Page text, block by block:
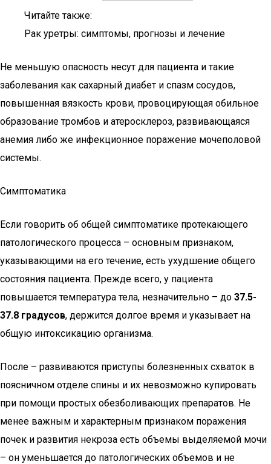
Читайте также:
Рак уретры: симптомы, прогнозы и лечение
Не меньшую опасность несут для пациента и такие
заболевания как сахарный диабет и спазм сосудов,
повышенная вязкость крови, провоцирующая обильное
образование тромбов и атеросклероз, развивающаяся
анемия либо же инфекционное поражение мочеполовой
системы.
Симптоматика
Если говорить об общей симптоматике протекающего
патологического процесса – основным признаком,
указывающими на его течение, есть ухудшение общего
состояния пациента. Прежде всего, у пациента
повышается температура тела, незначительно – до 37.5-
37.8 градусов, держится долгое время и указывает на
общую интоксикацию организма.
После – развиваются приступы болезненных схваток в
поясничном отделе спины и их невозможно купировать
при помощи простых обезболивающих препаратов. Не
менее важным и характерным признаком поражения
почек и развития некроза есть объемы выделяемой мочи
– он уменьшается до патологических объемов и не